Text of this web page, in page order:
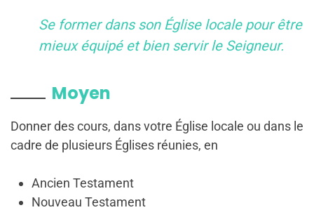
Se former dans son Église locale pour être
mieux équipé et bien servir le Seigneur.
Moyen
Donner des cours, dans votre Église locale ou dans le
cadre de plusieurs Églises réunies, en
Ancien Testament
Nouveau Testament